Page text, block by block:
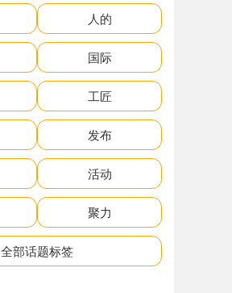
人的
国际
工匠
发布
活动
聚力
全部话题标签